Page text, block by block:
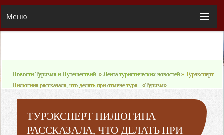
Меню
Новости Туризма и Путешествий. »Лента туристических новостей » Турэксперт
Пилюгина рассказала, что делать при отмене тура - «Туризм»
ТУРЭКСПЕРТ ПИЛЮГИНА
РАССКАЗАЛА, ЧТО ДЕЛАТЬ ПРИ